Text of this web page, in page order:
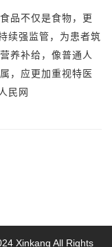
品不仅是食物，更
续强监管，为患者筑
养补给，像普通人
，应更加重视特医
民网
Xinkang All Rights